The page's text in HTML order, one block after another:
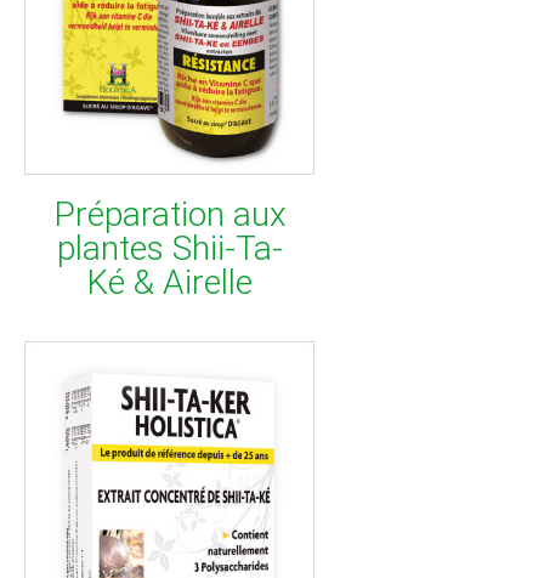
Préparation aux
plantes Shii-Ta-
Ké & Airelle